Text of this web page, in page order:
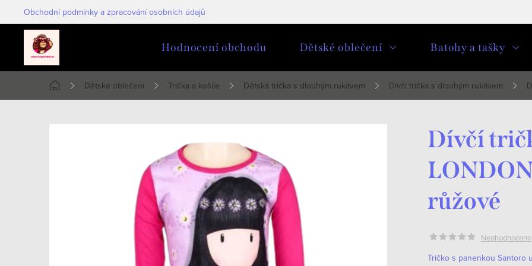
na
Obchodní podmínky a zpracování osobních údajů
Hodnocení obchodu Dětské oblečení Batohy a tašky
Domů
Dětské oblečení Trička a košile Dětská trička s dlouhým rukávem Dívčí trička s dlouhým rukávem
Dívčí
růžové
Neohodnoceno
Tričko s panenkou Santoro